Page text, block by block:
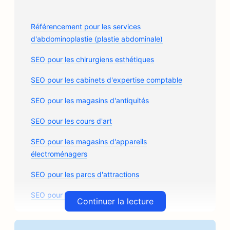
Référencement pour les services
d'abdominoplastie (plastie abdominale)
SEO pour les chirurgiens esthétiques
SEO pour les cabinets d'expertise comptable
SEO pour les magasins d'antiquités
SEO pour les cours d'art
SEO pour les magasins d'appareils
électroménagers
SEO pour les parcs d'attractions
SEO pour les arcades
Continuer la lecture